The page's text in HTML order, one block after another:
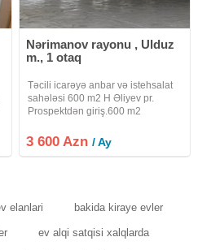
Nərimanov rayonu , Ulduz
m., 1 otaq
Təcili icarəyə anbar və istehsalat
sahələsi 600 m2 H Əliyev pr.
Prospektdən giriş.600 m2
üçün parkinq Döşəmə üzlənmiş
beton divarlar daş tavanlar
3 600 Azn/ Ay
elanlari bakida kiraye evler
ev alqi satqisi xalqlarda